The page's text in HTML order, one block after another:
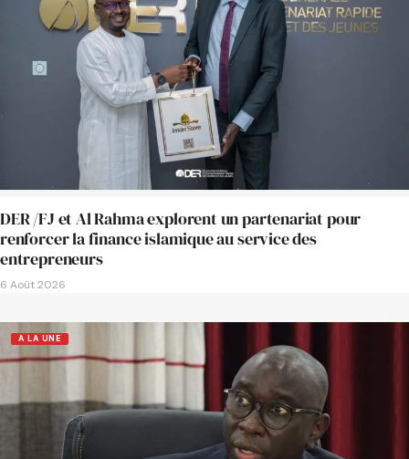
DER /FJ et Al Rahma explorent un partenariat pour
renforcer la finance islamique au service des
entrepreneurs
6 Août 2026
A LA UNE